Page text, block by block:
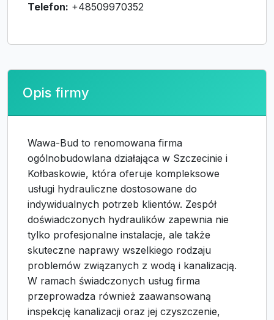
Telefon: +48509970352
Opis firmy
Wawa-Bud to renomowana firma
ogólnobudowlana działająca w Szczecinie i
Kołbaskowie, która oferuje kompleksowe
usługi hydrauliczne dostosowane do
indywidualnych potrzeb klientów. Zespół
doświadczonych hydraulików zapewnia nie
tylko profesjonalne instalacje, ale także
skuteczne naprawy wszelkiego rodzaju
problemów związanych z wodą i kanalizacją.
W ramach świadczonych usług firma
przeprowadza również zaawansowaną
inspekcję kanalizacji oraz jej czyszczenie,